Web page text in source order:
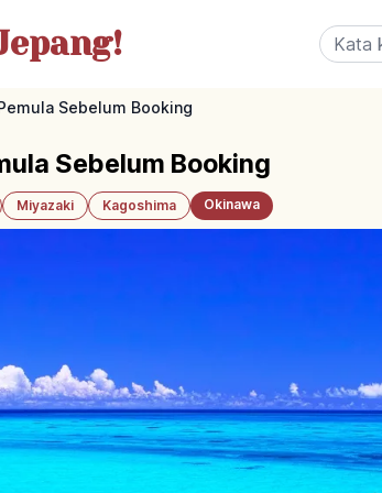
Sebelum Booking
Sebelum Booking
Miyazaki Kagoshima Okinawa